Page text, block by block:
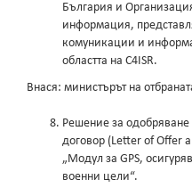
България и
информация,
комуникации и
областта на C4ISR.
Внася: министърът на
Решение за
договор (Letter of Offer
„Модул за GPS,
военни цели“.